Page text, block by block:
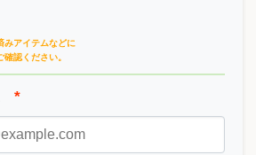
みアイテムなどに
認ください。
*